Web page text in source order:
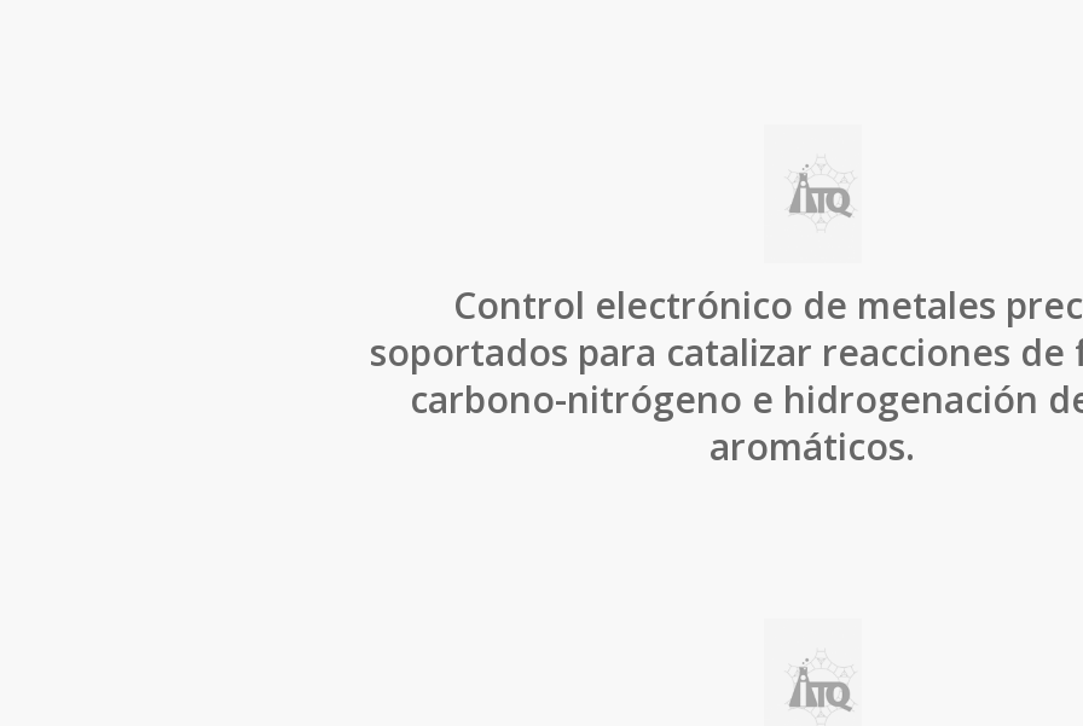
Control electrónico de metales
soportados para catalizar reacciones de
carbono-nitrógeno e hidrogenación
aromáticos.